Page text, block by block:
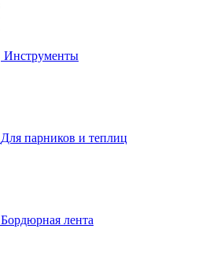
Инструменты
Для парников и теплиц
Бордюрная лента